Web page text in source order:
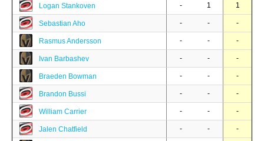
Logan Stankoven - 1 1
Sebastian Aho - - -
Rasmus Andersson - - -
Ivan Barbashev - - -
Braeden Bowman - - -
Brandon Bussi - - -
William Carrier - - -
Jalen Chatfield - - -